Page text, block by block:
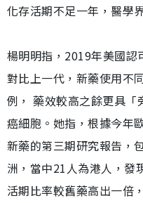
化存活期不足一年，醫學
楊明明指，2019年美國認
對比上一代，新藥使用不
例， 藥效較高之餘更具「
癌細胞。她指，根據今年
新藥的第三期研究報告，
洲，當中21人為港人，發
活期比率較舊藥高出一倍